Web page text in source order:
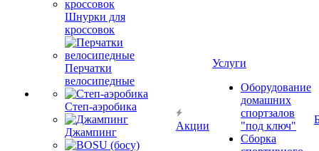
Шнурки для
кроссовок
Перчатки
велосипедные
Степ-аэробика
Джампинг
Акции
Услуги
Оборудование
домашних
спортзалов
"под ключ"
Сборка